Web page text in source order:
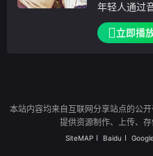
年轻人通过
事。由Rain
，在一次偶
立即播
本站内容均来自互联网分享站点的公
提供资源制作、上传、
SiteMAP Baidu